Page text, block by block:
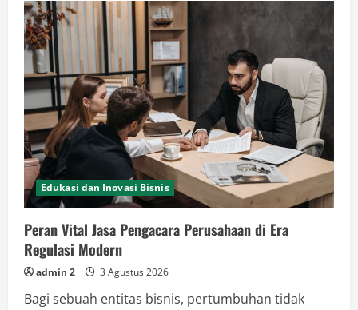
Menjadi
Benteng
Ketahanan
Bisnis
Online
saat
Krisis
Edukasi dan Inovasi Bisnis
Peran Vital Jasa Pengacara Perusahaan di Era
Regulasi Modern
admin 2 3 Agustus 2026
Bagi sebuah entitas bisnis, pertumbuhan tidak